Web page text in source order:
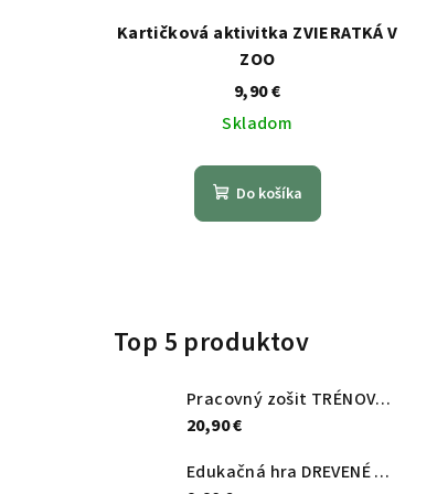
Kartičková aktivitka ZVIERATKÁ V
ZOO
9,90 €
Skladom
Do košíka
Top 5 produktov
Pracovný zošit TRÉNOVANIE HEMISFÉR
20,90 €
Edukačná hra DREVENÉ MAJSTROVANIE